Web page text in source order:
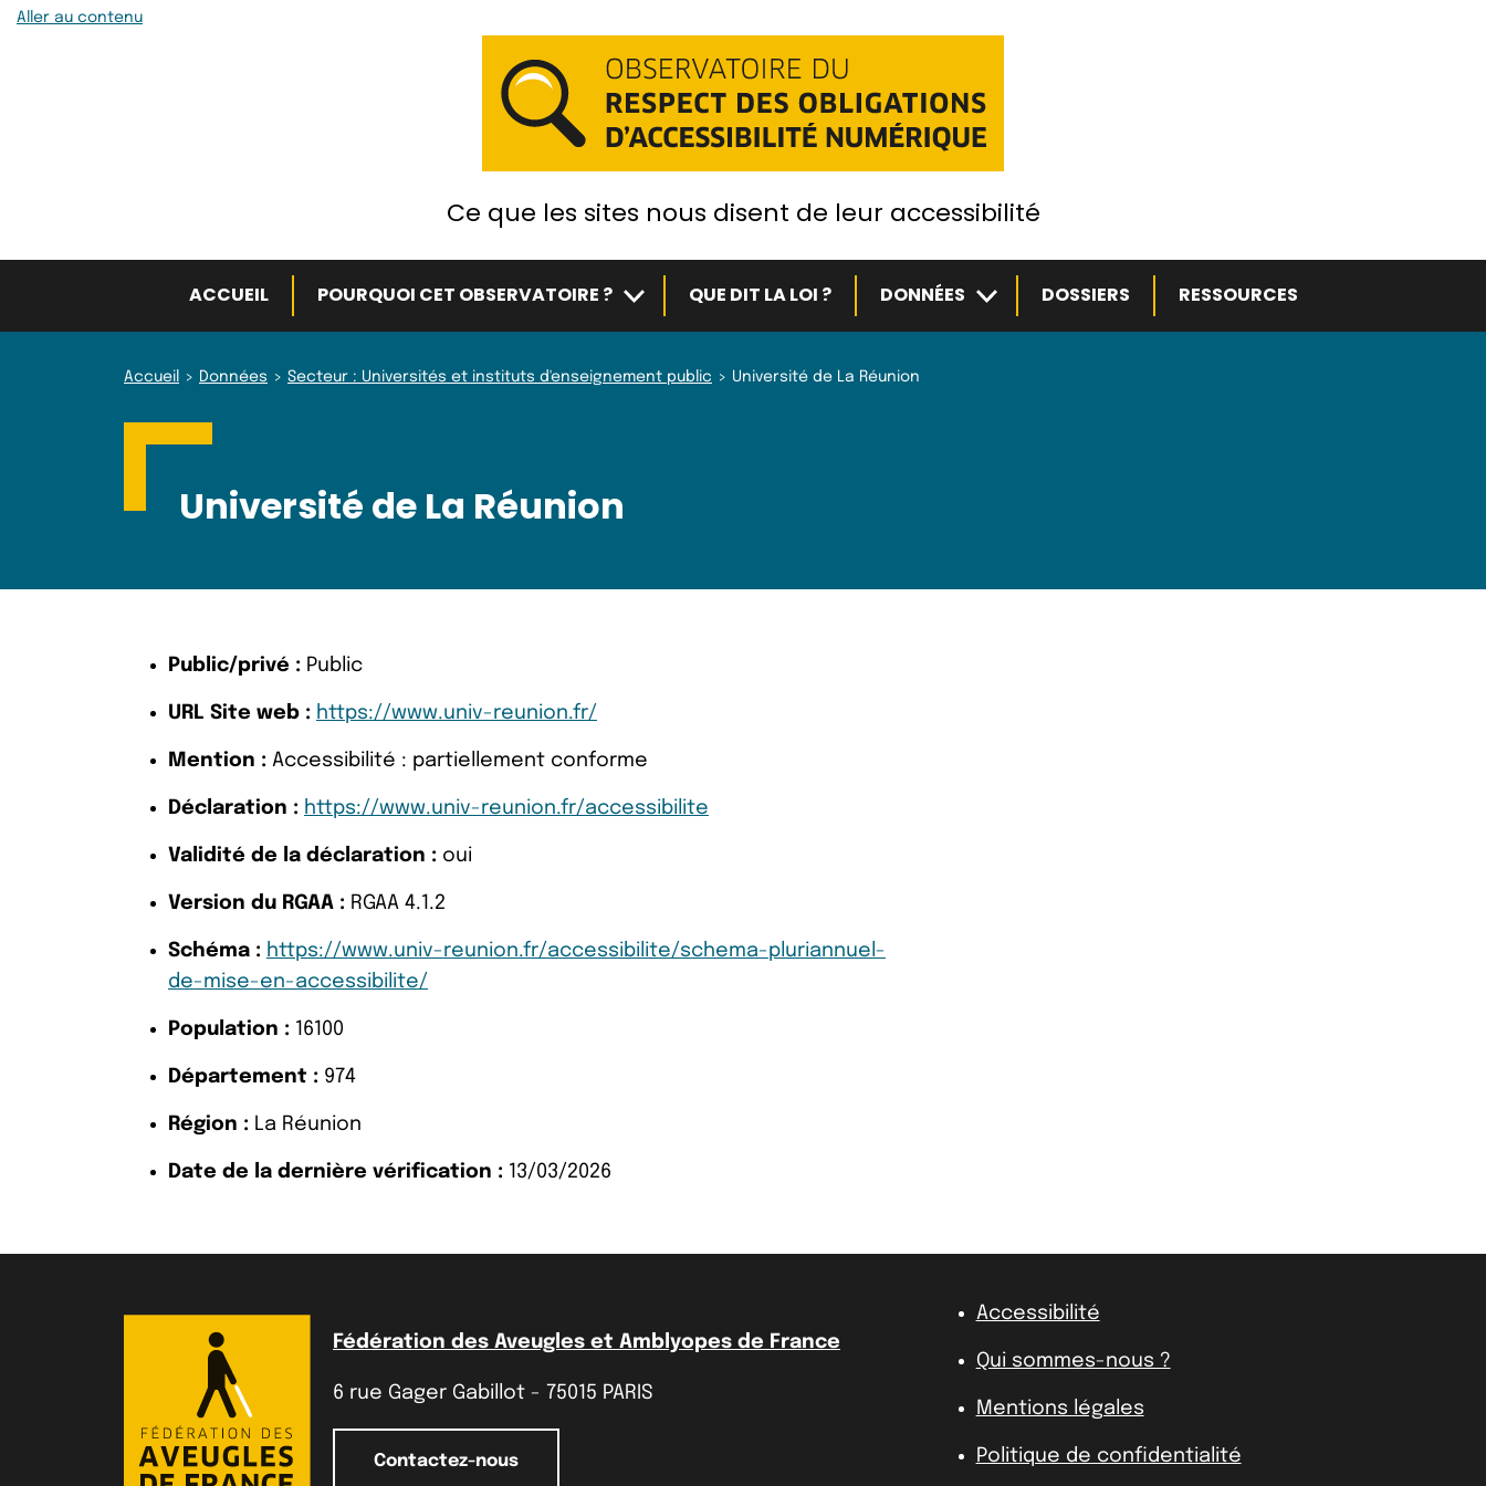
Aller au contenu
Ce que les sites nous disent de leur accessibilité
ACCUEIL POURQUOI CET OBSERVATOIRE ? Sous-menuQUE DIT LA LOI ? DONNÉES Sous-menuDOSSIERS RESSOURCES
Accueil Données Secteur : Universités et instituts d'enseignement public Université de La Réunion
Université de La Réunion
Public/privé : Public
URL Site web : https://www.univ-reunion.fr/
Mention : Accessibilité : partiellement conforme
Déclaration : https://www.univ-reunion.fr/accessibilite
Validité de la déclaration : oui
Version du RGAA : RGAA 4.1.2
Schéma : https://www.univ-reunion.fr/accessibilite/schema-pluriannuel-
de-mise-en-accessibilite/
Population : 16100
Département : 974
Région : La Réunion
Date de la dernière vérification : 13/03/2026
Fédération des Aveugles et Amblyopes de France
6 rue Gager Gabillot - 75015 PARIS
Contactez-nous
Accessibilité
Qui sommes-nous ?
Mentions légales
Politique de confidentialité